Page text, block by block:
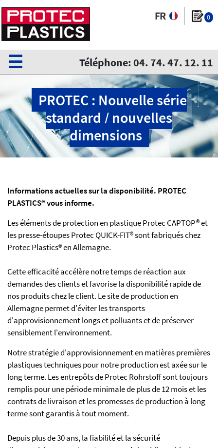
0
Téléphone: 04. 74. 47. 12. 11
☰
PROTEC : Nouvelle série
standard / nouvelles
dimensions
Informations actuelles sur la disponibilité. PROTEC
PLASTICS® vous informe.
Les éléments de protection en plastique Protec CAPTOP® et
les presse-étoupes Protec QUICK-FIT® sont fabriqués chez
Protec Plastics® en Allemagne.
Cette efficacité accélère notre temps de réaction aux
demandes des clients et favorise la disponibilité rapide de
nos produits chez le client. Le site de production en
Allemagne permet d'éviter les transports
d'approvisionnement longs et polluants et de préserver
sensiblement l'environnement.
Notre stratégie d'approvisionnement en matières premières
plastiques techniques pour notre production est axée sur le
long terme. Les entrepôts de Protec Rohrstoff sont toujours
remplis pour une période minimale de plus de 12 mois et les
contrats de livraison et les promesses de production à long
terme sont garantis à tout moment.
Depuis plus de 30 ans, la fiabilité et la sécurité